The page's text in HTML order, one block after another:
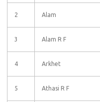
2 Alam
3 Alam R F
4 Arkhet
5 Athasi R F